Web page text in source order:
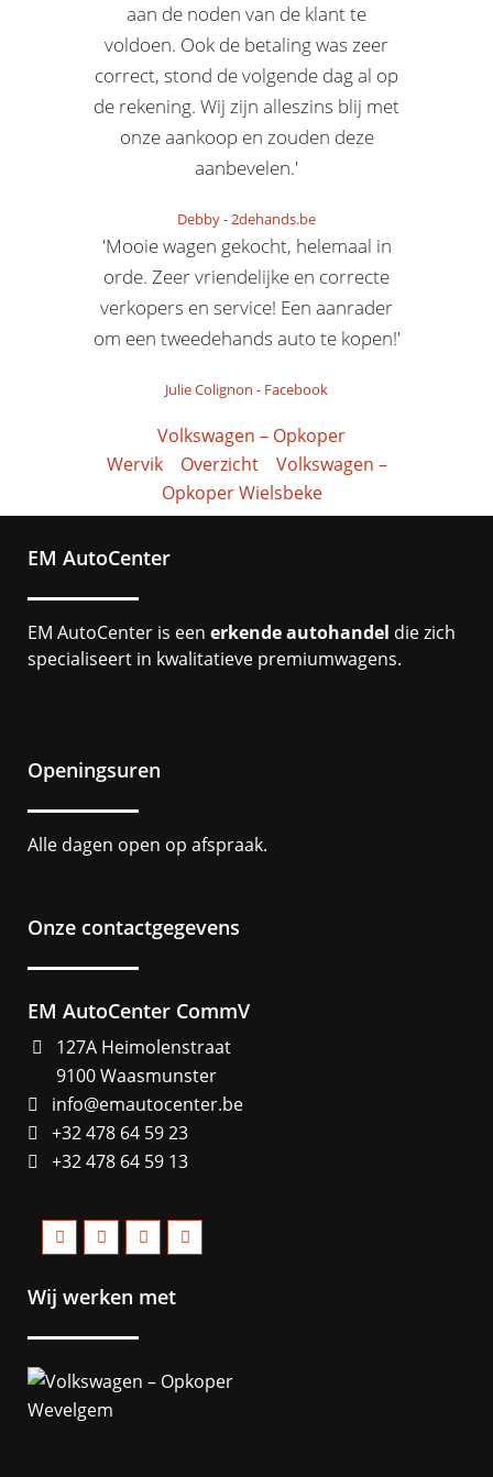
aan de noden van de klant te
voldoen. Ook de betaling was zeer
correct, stond de volgende dag al op
de rekening. Wij zijn alleszins blij met
onze aankoop en zouden deze
aanbevelen.'
Debby-2dehands.be
'Mooie wagen gekocht, helemaal in
orde. Zeer vriendelijke en correcte
verkopers en service! Een aanrader
om een tweedehands auto te kopen!'
Julie Colignon - Facebook
Volkswagen – Opkoper
Wervik
Overzicht
Volkswagen –
Opkoper Wielsbeke
EM AutoCenter
EM AutoCenter is een erkende autohandel die zich
specialiseert in kwalitatieve premiumwagens.
Openingsuren
Alle dagen open op afspraak.
Onze contactgegevens
EM AutoCenter CommV
127A Heimolenstraat
9100 Waasmunster
info@emautocenter.be
+32 478 64 59 23
+32 478 64 59 13
Wij werken met